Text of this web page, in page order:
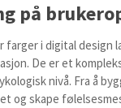
på
farger i digital design
De er et
nivå. Fra å
og skape